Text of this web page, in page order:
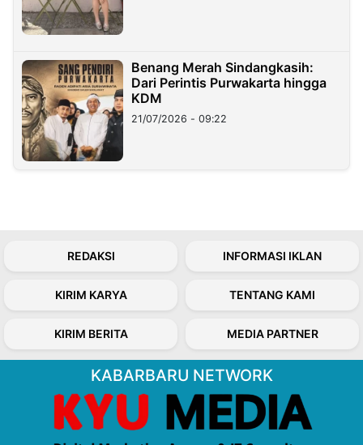
Benang Merah Sindangkasih:
Dari Perintis Purwakarta hingga
KDM
21/07/2026 - 09:22
REDAKSI INFORMASI IKLAN
KIRIM KARYA TENTANG KAMI
KIRIM BERITA MEDIA PARTNER
KABARBARU NETWORK